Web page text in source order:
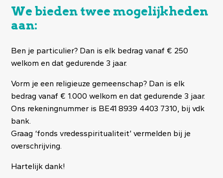
We bieden twee mogelijkheden
aan:
Ben je particulier? Dan is elk bedrag vanaf € 250
welkom en dat gedurende 3 jaar.
Vorm je een religieuze gemeenschap? Dan is elk
bedrag vanaf € 1.000 welkom en dat gedurende 3 jaar.
Ons rekeningnummer is BE41 8939 4403 7310, bij vdk
bank.
Graag ‘fonds vredesspiritualiteit’ vermelden bij je
overschrijving.
Hartelijk dank!